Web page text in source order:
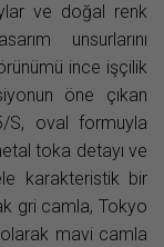
ve doğal renk
unsurlarını
ince işçilik
öne çıkan
S, oval formuyla
toka detayı ve
karakteristik bir
gri camla, Tokyo
mavi camla